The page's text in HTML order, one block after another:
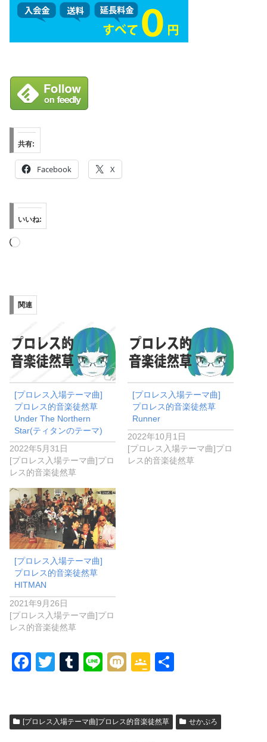
共有:
Facebook X
いいね:
読
み
中…
関連
[プロレス入場テーマ曲]
プロレス的音楽徒然草
Under The Northern
Star(ティタンのテーマ)
2022年5月31日
[プロレス入場テーマ曲]プロ
レス的音楽徒然草
[プロレス入場テーマ曲]
プロレス的音楽徒然草
Runner
2022年10月1日
[プロレス入場テーマ曲]プロ
レス的音楽徒然草
[プロレス入場テーマ曲]
プロレス的音楽徒然草
HITMAN
2021年9月26日
[プロレス入場テーマ曲]プロ
レス的音楽徒然草
F
e
T
er
T
bl
Li
M
G
gl
[プロレス入場テーマ曲]プロレス的音楽徒然草 せかぷろ